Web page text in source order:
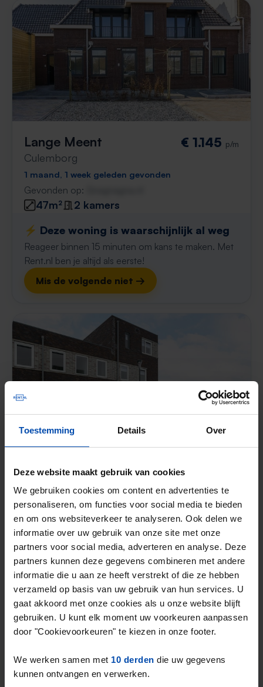
Toestemming Details Over
Deze website maakt gebruik van cookies
We gebruiken cookies om content en advertenties te
personaliseren, om functies voor social media te bieden
en om ons websiteverkeer te analyseren. Ook delen we
informatie over uw gebruik van onze site met onze
partners voor social media, adverteren en analyse. Deze
partners kunnen deze gegevens combineren met andere
informatie die u aan ze heeft verstrekt of die ze hebben
verzameld op basis van uw gebruik van hun services. U
gaat akkoord met onze cookies als u onze website blijft
gebruiken. U kunt elk moment uw voorkeuren aanpassen
door "Cookievoorkeuren" te kiezen in onze footer.
We werken samen met 10 derden die uw gegevens
kunnen ontvangen en verwerken.
Lange Meent
Culemborg
€ 1.145 p/m
1 maand, 1 week geleden gevonden
Gevonden op:
47m²
2 kamers
⚡️ Deze woning is waarschijnlijk al weg
Reageer binnen 15 minuten om kans te maken. Met
Rent.nl ben je altijd als eerste!
Mis de volgende niet →
Culemborg
€ 1.625 p/m
1 maand, 2 weken geleden gevonden
Gevonden op:Gnagnagna.nl
94m²
4 kamers
⚡️ Deze woning is waarschijnlijk al weg
Reageer binnen 15 minuten om kans te maken. Met
Rent.nl ben je altijd als eerste!
Mis de volgende niet →
Mis nooit meer een